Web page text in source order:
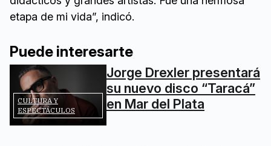
etapa de mi vida”, indicó.
Puede interesarte
CULTURA Y
ESPECTÁCULOS
Jorge Drexler presentará
su nuevo disco “Taracá”
en Mar del Plata